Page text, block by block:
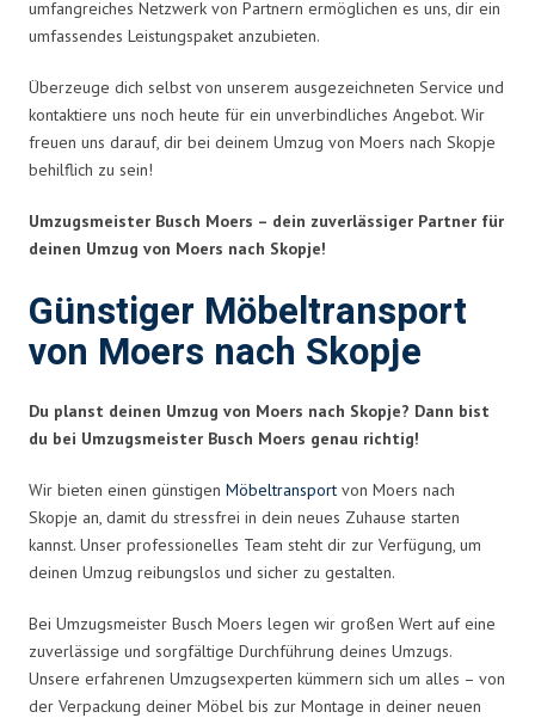
umfangreiches Netzwerk von Partnern ermöglichen es uns, dir ein
umfassendes Leistungspaket anzubieten.
Überzeuge dich selbst von unserem ausgezeichneten Service und
kontaktiere uns noch heute für ein unverbindliches Angebot. Wir
freuen uns darauf, dir bei deinem Umzug von Moers nach Skopje
behilflich zu sein!
Umzugsmeister Busch Moers – dein zuverlässiger Partner für
deinen Umzug von Moers nach Skopje!
Günstiger Möbeltransport
von Moers nach Skopje
Du planst deinen Umzug von Moers nach Skopje? Dann bist
du bei Umzugsmeister Busch Moers genau richtig!
Wir bieten einen günstigen Möbeltransport von Moers nach
Skopje an, damit du stressfrei in dein neues Zuhause starten
kannst. Unser professionelles Team steht dir zur Verfügung, um
deinen Umzug reibungslos und sicher zu gestalten.
Bei Umzugsmeister Busch Moers legen wir großen Wert auf eine
zuverlässige und sorgfältige Durchführung deines Umzugs.
Unsere erfahrenen Umzugsexperten kümmern sich um alles – von
der Verpackung deiner Möbel bis zur Montage in deiner neuen